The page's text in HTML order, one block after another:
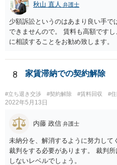
秋山 直人 弁護士
少額訴訟というのはあまり良い手
できませんので。 賃料も高額です
に相談することをお勧め致します。
8 家賃滞納での契約解除
#立ち退き交渉 #契約解除 #賃料回収 #
2022年5月13日
内藤 政信 弁護士
未納分を、解消するように努力して
裁判をする必要があります。 裁判
しないレベルでしょう。